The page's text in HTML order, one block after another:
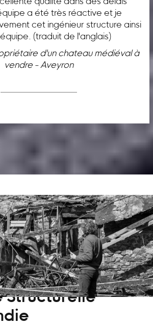
qualité dans des délais
a été très réactive et je
cet ingénieur structure ainsi
(traduit de l'anglais)
d'un chateau médiéval à
vendre - Aveyron
Structurelle